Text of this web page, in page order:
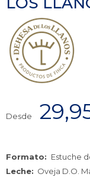
Desde
Formato: Estuche
Leche: Oveja D.O.